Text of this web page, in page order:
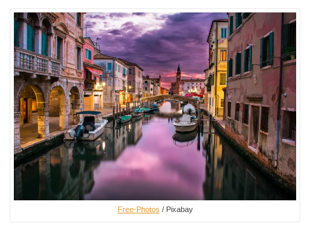
Free-Photos / Pixabay